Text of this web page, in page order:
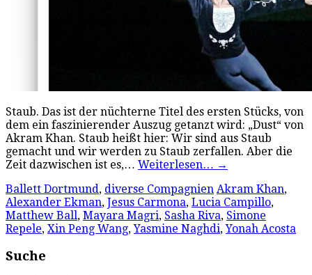
Staub. Das ist der nüchterne Titel des ersten Stücks, von
dem ein faszinierender Auszug getanzt wird: „Dust“ von
Akram Khan. Staub heißt hier: Wir sind aus Staub
gemacht und wir werden zu Staub zerfallen. Aber die
Zeit dazwischen ist es,… Weiterlesen… →
Ballett Dortmund, diverse Compagnien Akram Khan,
Alexander Ekman, Jesus Carmona, Lucia Campillo,
Matthew Ball, Mayara Magri, Sasha Riva, Simone
Repele, Xin Peng Wang,Yasmine Naghdi,Yonah Acosta
Suche